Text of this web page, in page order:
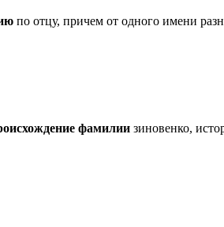
по отцу, причем от одного имени
фамилии зиновенко,